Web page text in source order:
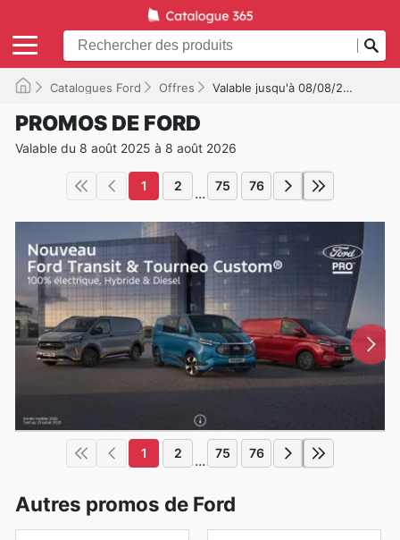
Catalogues Ford Offres Valable jusqu'à 08/08/2026
PROMOS DE FORD
Valable du 8 août 2025 à 8 août 2026
1 2 ... 75 76
1 2 ... 75 76
Autres promos de Ford